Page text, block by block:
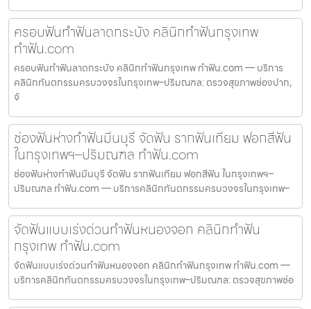
ครอบฟันทำฟันลาดกระบัง คลินิกทำฟันกรุงเทพ
ทำฟัน.com
ครอบฟันทำฟันลาดกระบัง คลินิกทำฟันกรุงเทพ ทำฟัน.com — บริการ
คลินิกทันตกรรมครบวงจรในกรุงเทพ–ปริมณฑล: ตรวจสุขภาพช่องปาก,
จั
ช่องฟันห่างทำฟันมีนบุรี จัดฟัน รากฟันเทียม ฟอกสีฟัน
ในกรุงเทพฯ–ปริมณฑล ทำฟัน.com
ช่องฟันห่างทำฟันมีนบุรี จัดฟัน รากฟันเทียม ฟอกสีฟัน ในกรุงเทพฯ–
ปริมณฑล ทำฟัน.com — บริการคลินิกทันตกรรมครบวงจรในกรุงเทพ–
จัดฟันแบบเร่งด่วนทำฟันหนองจอก คลินิกทำฟัน
กรุงเทพ ทำฟัน.com
จัดฟันแบบเร่งด่วนทำฟันหนองจอก คลินิกทำฟันกรุงเทพ ทำฟัน.com —
บริการคลินิกทันตกรรมครบวงจรในกรุงเทพ–ปริมณฑล: ตรวจสุขภาพช่อ